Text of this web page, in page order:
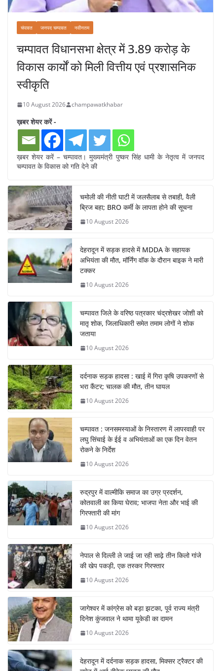
चंपावत जनपद चम्पावत नवीनतम
चम्पावत विधानसभा क्षेत्र में 3.89 करोड़ के
विकास कार्यों को मिली वित्तीय एवं प्रशासनिक
स्वीकृति
10 August 2026 champawatkhabar
ख़बर शेयर करें -
ख़बर शेयर करें – चम्पावत। मुख्यमंत्री पुष्कर सिंह धामी के नेतृत्व में जनपद
चम्पावत के विकास को गति देने की
चमोली की नीती घाटी में जलसैलाब से तबाही, वैली
ब्रिज बहा; BRO कर्मी के लापता होने की सूचना
10 August 2026
देहरादून में सड़क हादसे में MDDA के सहायक
अभियंता की मौत, मॉर्निंग वॉक के दौरान बाइक ने मारी
टक्कर
10 August 2026
चम्पावत जिले के वरिष्ठ पत्रकार चंद्रशेखर जोशी को
मातृ शोक, जिलाधिकारी समेत तमाम लोगों ने शोक
जताया
10 August 2026
दर्दनाक सड़क हादसा : खाई में गिरा कृषि उपकरणों से
भरा कैंटर; चालक की मौत, तीन घायल
10 August 2026
चम्पावत : जनसमस्याओं के निस्तारण में लापरवाही पर
लघु सिंचाई के ईई व अभियंताओं का एक दिन वेतन
रोकने के निर्देश
10 August 2026
रुद्रपुर में वाल्मीकि समाज का उग्र प्रदर्शन,
कोतवाली का किया घेराव; भाजपा नेता और भाई की
गिरफ्तारी की मांग
10 August 2026
नेपाल से दिल्ली ले जाई जा रही साढ़े तीन किलो गांजे
की खेप पकड़ी, एक तस्कर गिरफ्तार
10 August 2026
जागेश्वर में कांग्रेस को बड़ा झटका, पूर्व राज्य मंत्री
दिनेश कुंजवाल ने थामा यूकेडी का दामन
10 August 2026
देहरादून में दर्दनाक सड़क हादसा, मिक्सर ट्रैक्टर की